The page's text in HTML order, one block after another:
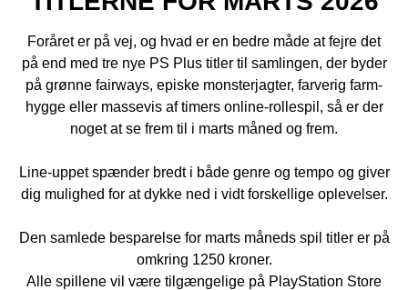
Foråret er på vej, og hvad er en bedre måde at fejre det
på end med tre nye PS Plus titler til samlingen, der byder
på grønne fairways, episke monsterjagter, farverig farm-
hygge eller massevis af timers online-rollespil, så er der
noget at se frem til i marts måned og frem.
Line-uppet spænder bredt i både genre og tempo og giver
dig mulighed for at dykke ned i vidt forskellige oplevelser.
Den samlede besparelse for marts måneds spil titler er på
omkring 1250 kroner.
Alle spillene vil være tilgængelige på PlayStation Store